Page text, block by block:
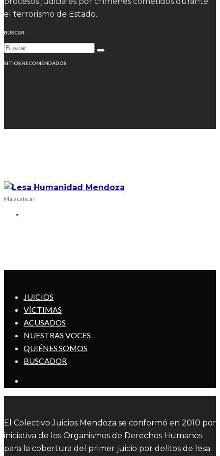
el terrorismo de Estado.
BUSCAR
SITIOS RECOMENDADOS
Malacate.ar
JUICIOS
VÍCTIMAS
ACUSADOS
NUESTRAS VOCES
QUIÉNES SOMOS
BUSCADOR
El Colectivo Juicios Mendoza se conformó en 2010 por
iniciativa de los Organismos de Derechos Humanos
para la cobertura del primer juicio por delitos de lesa